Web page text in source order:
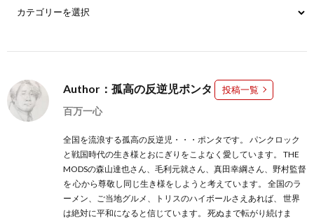
Author：孤高の反逆児ポンタ 投稿一覧
百万一心
全国を流浪する孤高の反逆児・・・ポンタです。 パンクロック
と戦国時代の生き様とおにぎりをこよなく愛しています。 THE
MODSの森山達也さん、毛利元就さん、真田幸綱さん、野村監督
を 心から尊敬し同じ生き様をしようと考えています。 全国のラ
ーメン、ご当地グルメ、トリスのハイボールさえあれば、 世界
は絶対に平和になると信じています。 死ぬまで転がり続けま